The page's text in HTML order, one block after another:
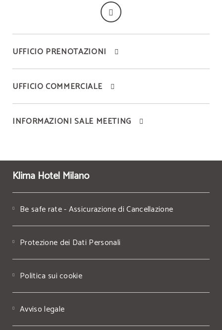
UFFICIO PRENOTAZIONI
UFFICIO COMMERCIALE
INFORMAZIONI SALE MEETING
Klima Hotel Milano
Be safe rate - Assicurazione di Cancellazione
Protezione dei Dati Personali
Politica sui cookie
Avviso legale